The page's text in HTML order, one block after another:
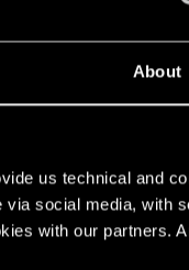
About
us technical and
social media, with
with our partners.